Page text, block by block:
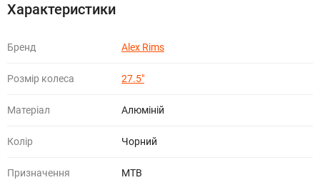
Характеристики
Бренд Alex Rims
Розмір колеса 27.5"
Матеріал Алюміній
Колір Чорний
Призначення МТВ